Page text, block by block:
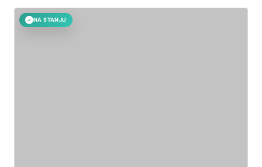
✓ NA STANJU